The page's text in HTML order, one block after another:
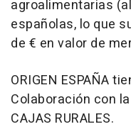
agroalimentarias
españolas, lo que
de € en valor de
ORIGEN ESPAÑA
Colaboración con la
CAJAS RURALES.